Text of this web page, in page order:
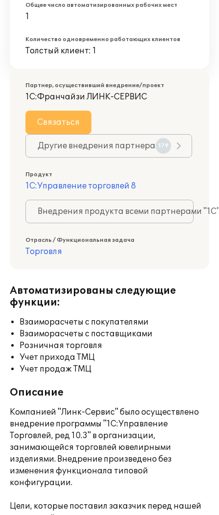
Общее число автоматизированных рабочих мест
1
Количество одновременно работающих клиентов
Толстый клиент: 1
Партнер, осуществивший внедрение/проект
1С:Франчайзи ЛИНК-СЕРВИС
Связаться
Другие внедрения партнера 179
Продукт
1С:Управление торговлей 8
Внедрения продукта всеми партнерами
Отрасль / Функциональная задача
Торговля
Автоматизированы следующие
функции:
Взаиморасчеты с покупателями
Взаиморасчеты с поставщиками
Розничная торговля
Учет прихода ТМЦ
Учет продаж ТМЦ
Описание
Компанией "Линк-Сервис" было осуществлено
внедрение программы "1С:Управление
Торговлей, ред 10.3" в организации,
занимающейся торговлей ювелирными
изделиями. Внедрение произведено без
изменения функционала типовой
конфигурации.
Цели, которые поставил заказчик перед нашей